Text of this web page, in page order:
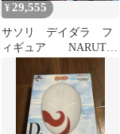
¥ 29,555
サソリ デイダラ フ
ィギュア NARUTO
賞 ラストワン